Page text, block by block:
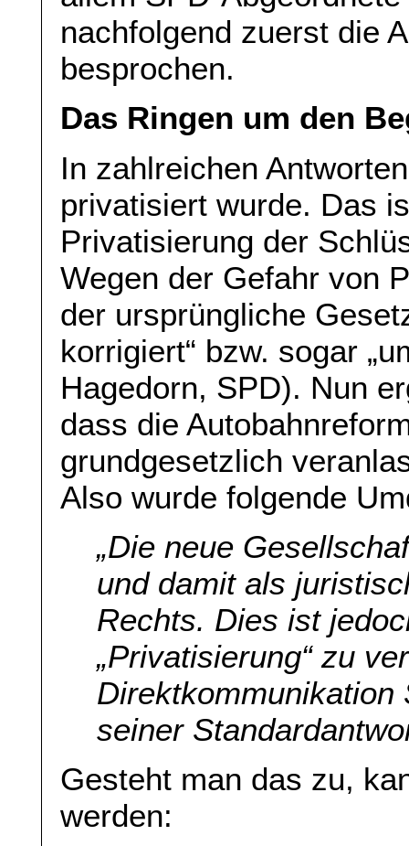
nachfolgend zuerst die
besprochen.
Das Ringen um den
In zahlreichen
privatisiert wurde. Das
Privatisierung der
Wegen der Gefahr von
der ursprüngliche
korrigiert“ bzw. sogar
Hagedorn, SPD). Nun
dass die
grundgesetzlich
Also wurde folgende
„Die neue
und damit als
Rechts. Dies ist
„Privatisierung“ zu
Direktkommunikation
seiner
Gesteht man das zu,
werden: